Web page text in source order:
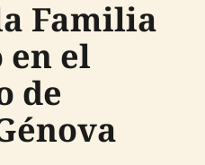
Familia
el
de